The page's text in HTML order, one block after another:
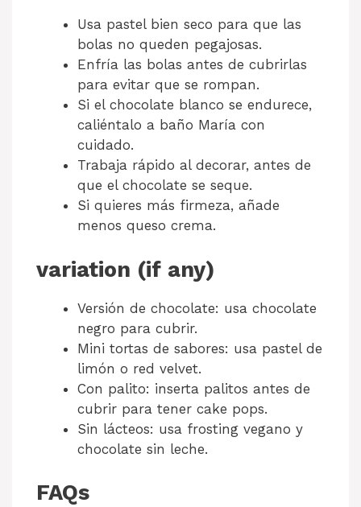
Usa pastel bien seco para que las
bolas no queden pegajosas.
Enfría las bolas antes de cubrirlas
para evitar que se rompan.
Si el chocolate blanco se endurece,
caliéntalo a baño María con
cuidado.
Trabaja rápido al decorar, antes de
que el chocolate se seque.
Si quieres más firmeza, añade
menos queso crema.
variation (if any)
Versión de chocolate: usa chocolate
negro para cubrir.
Mini tortas de sabores: usa pastel de
limón o red velvet.
Con palito: inserta palitos antes de
cubrir para tener cake pops.
Sin lácteos: usa frosting vegano y
chocolate sin leche.
FAQs